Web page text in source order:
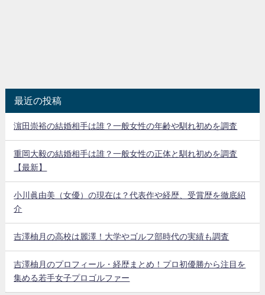
最近の投稿
濵田崇裕の結婚相手は誰？一般女性の年齢や馴れ初めを調査
重岡大毅の結婚相手は誰？一般女性の正体と馴れ初めを調査
【最新】
小川眞由美（女優）の現在は？代表作や経歴、受賞歴を徹底紹
介
吉澤柚月の高校は麗澤！大学やゴルフ部時代の実績も調査
吉澤柚月のプロフィール・経歴まとめ！プロ初優勝から注目を
集める若手女子プロゴルファー